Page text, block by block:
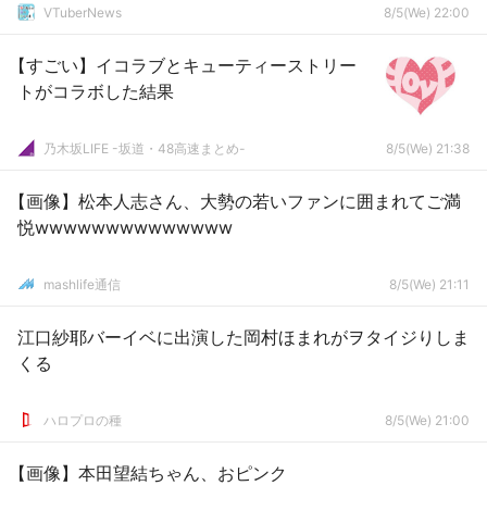
VTuberNews 8/5(We) 22:00
【すごい】イコラブとキューティーストリー
トがコラボした結果
乃木坂LIFE -坂道・48高速まとめ- 8/5(We) 21:38
【画像】松本人志さん、大勢の若いファンに囲まれてご満
悦wwwwwwwwwwwwww
mashlife通信 8/5(We) 21:11
江口紗耶バーイベに出演した岡村ほまれがヲタイジりしま
くる
ハロプロの種 8/5(We) 21:00
【画像】本田望結ちゃん、おピンク